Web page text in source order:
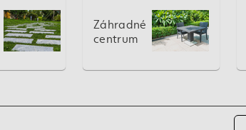
Záhradné
centrum